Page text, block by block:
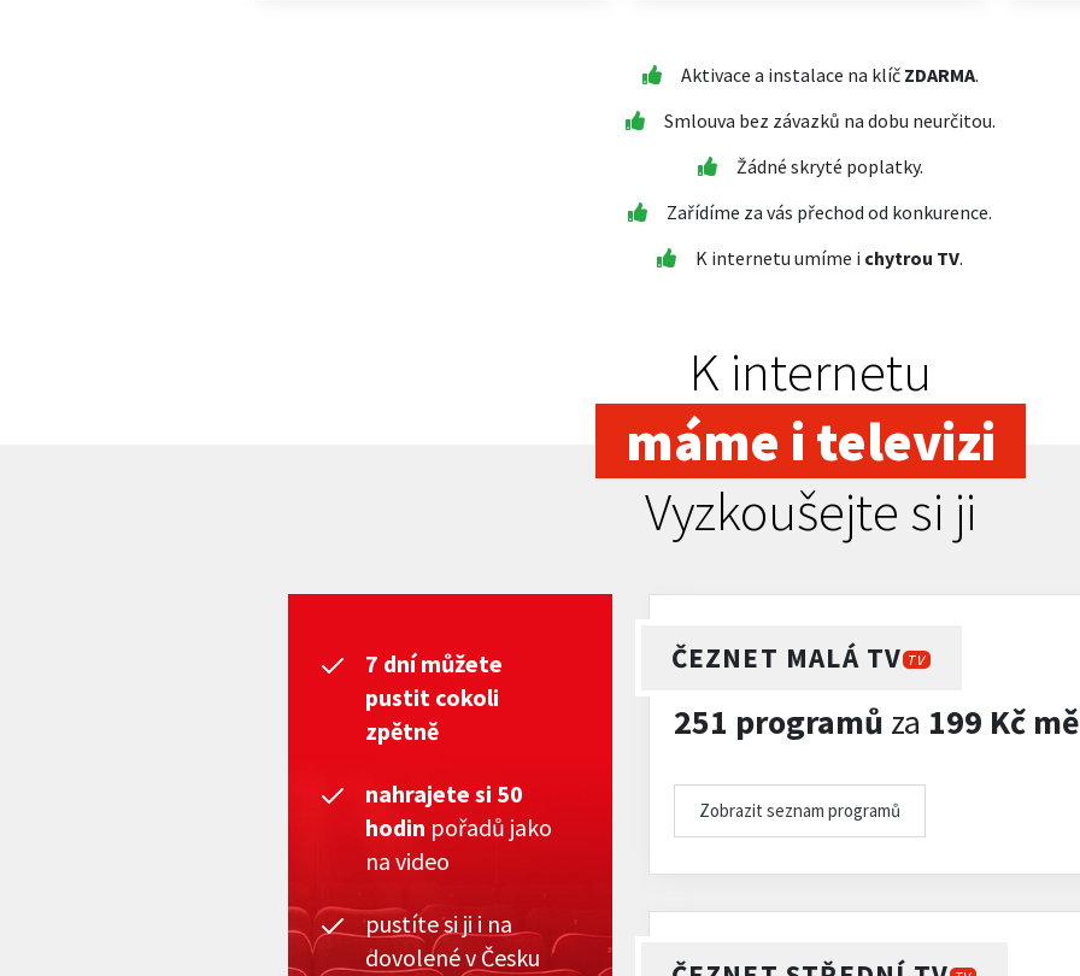
Aktivace a instalace na klíč ZDARMA.
Smlouva bez závazků na dobu neurčitou.
Žádné skryté poplatky.
Zařídíme za vás přechod od konkurence.
K internetu umíme i chytrou TV.
K internetu
máme i televizi
Vyzkoušejte si ji
7 dní můžete
pustit cokoli
zpětně
nahrajete si 50
hodin pořadů jako
na video
pustíte si ji i na
dovolené v Česku
ČEZNET MALÁ TV TV
251 programů za 199 Kč
Zobrazit seznam programů